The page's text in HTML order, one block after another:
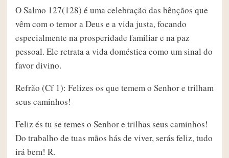
O Salmo 127(128) é uma celebração das bênçãos que
vêm com o temor a Deus e a vida justa, focando
especialmente na prosperidade familiar e na paz
pessoal. Ele retrata a vida doméstica como um sinal do
favor divino.
Refrão (Cf 1): Felizes os que temem o Senhor e trilham
seus caminhos!
Feliz és tu se temes o Senhor e trilhas seus caminhos!
Do trabalho de tuas mãos hás de viver, serás feliz, tudo
irá bem! R.